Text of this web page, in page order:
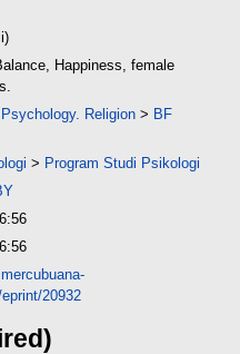
Happiness, female
Religion > BF
> Program Studi Psikologi
20932